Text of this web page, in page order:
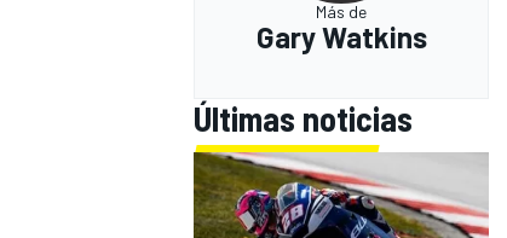
Más de
Gary Watkins
Últimas noticias